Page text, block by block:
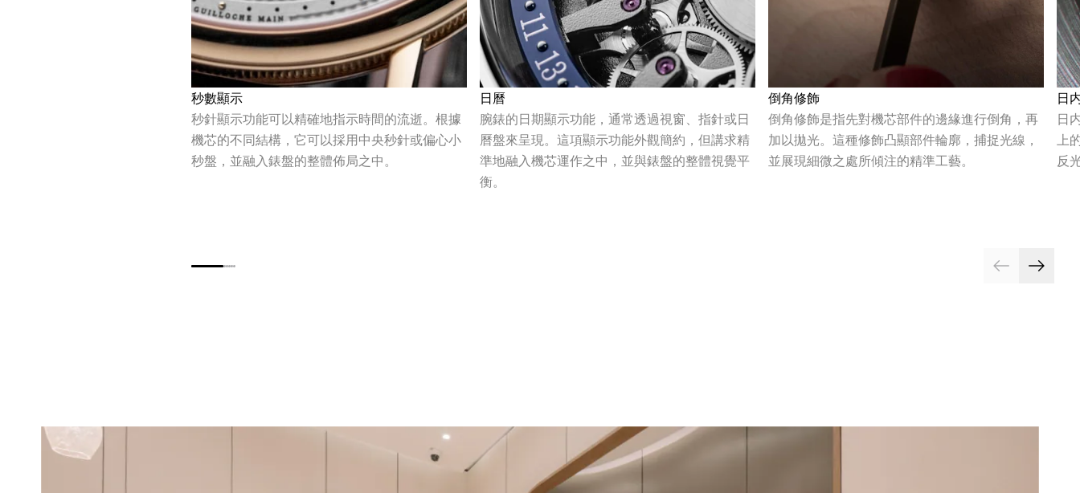
秒數顯示
秒針顯示功能可以精確地指示時間的流逝。根據
機芯的不同結構，它可以採用中央秒針或偏心小
秒盤，並融入錶盤的整體佈局之中。
日曆
腕錶的日期顯示功能，通常透過視窗、指針或日
曆盤來呈現。這項顯示功能外觀簡約，但講求精
準地融入機芯運作之中，並與錶盤的整體視覺平
衡。
倒角修飾
倒角修飾是指先對機芯部件的邊緣進行倒角，再
加以拋光。這種修飾凸顯部件輪廓，捕捉光線，
並展現細微之處所傾注的精準工藝。
日
日
上
反